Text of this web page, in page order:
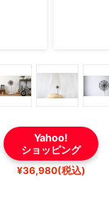
Yahoo!
ショッピング
¥36,980(税込)